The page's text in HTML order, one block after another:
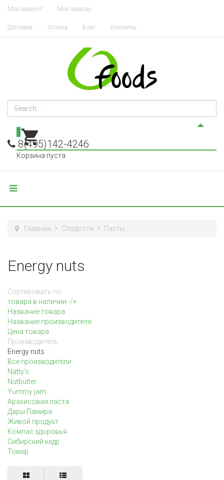
Мой аккаунт Мои заказы
Доставка Оплата Блог Контакты
8(495)142-4246
0
Корзина пуста
Главная Сладости Пасты
Energy nuts
Сортировать по:
товара в наличии -/+
Название товара
Название производителя
Цена товара
Производитель:
Energy nuts
Все производители
Natty's
Nutbutter
Yummy jam
Арахисовая паста
Дары Памира
Живой продукт
Компас здоровья
Сибирский кедр
Томер